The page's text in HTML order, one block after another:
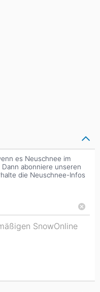
es Neuschnee im
abonniere unseren
die Neuschnee-Infos
SnowOnline